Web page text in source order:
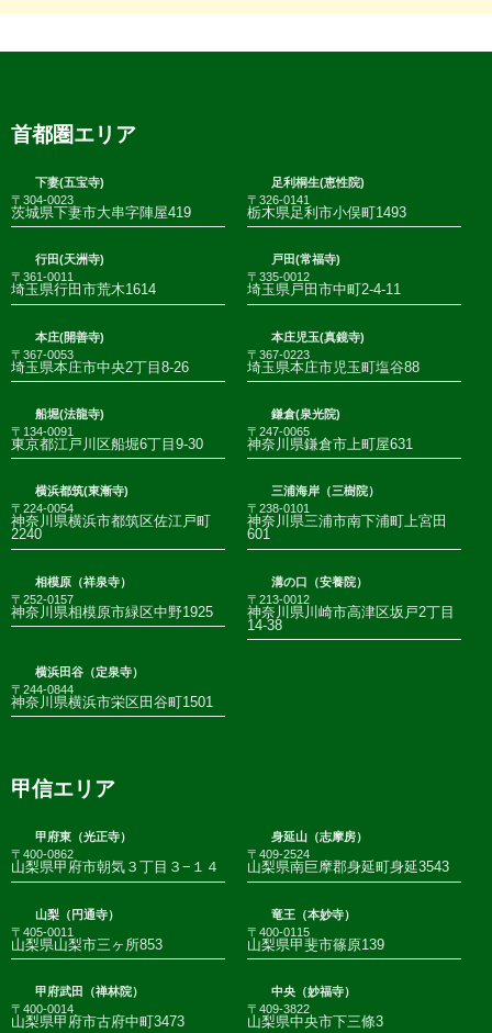
首都圏エリア
下妻(五宝寺)
〒304-0023
茨城県下妻市大串字陣屋419
足利桐生(恵性院)
〒326-0141
栃木県足利市小俣町1493
行田(天洲寺)
〒361-0011
埼玉県行田市荒木1614
戸田(常福寺)
〒335-0012
埼玉県戸田市中町2-4-11
本庄(開善寺)
〒367-0053
埼玉県本庄市中央2丁目8-26
本庄児玉(真鏡寺)
〒367-0223
埼玉県本庄市児玉町塩谷88
船堀(法龍寺)
〒134-0091
東京都江戸川区船堀6丁目9-30
鎌倉(泉光院)
〒247-0065
神奈川県鎌倉市上町屋631
横浜都筑(東漸寺)
〒224-0054
神奈川県横浜市都筑区佐江戸町
2240
三浦海岸（三樹院）
〒238-0101
神奈川県三浦市南下浦町上宮田
601
相模原（祥泉寺）
〒252-0157
神奈川県相模原市緑区中野1925
溝の口（安養院）
〒213-0012
神奈川県川崎市高津区坂戸2丁目
14-38
横浜田谷（定泉寺）
〒244-0844
神奈川県横浜市栄区田谷町1501
甲信エリア
甲府東（光正寺）
〒400-0862
山梨県甲府市朝気３丁目３−１４
身延山（志摩房）
〒409-2524
山梨県南巨摩郡身延町身延3543
山梨（円通寺）
〒405-0011
山梨県山梨市三ヶ所853
竜王（本妙寺）
〒400-0115
山梨県甲斐市篠原139
甲府武田（禅林院）
〒400-0014
山梨県甲府市古府中町3473
中央（妙福寺）
〒409-3822
山梨県中央市下三條3